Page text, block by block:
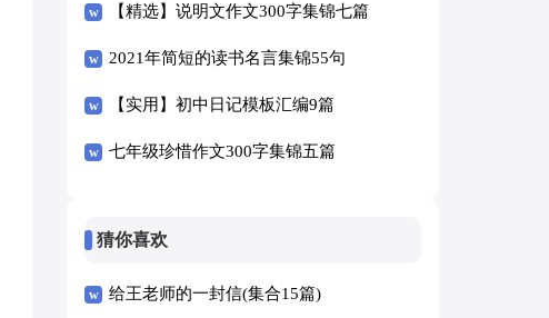
【精选】说明文作文300字集锦七篇
2021年简短的读书名言集锦55句
【实用】初中日记模板汇编9篇
七年级珍惜作文300字集锦五篇
猜你喜欢
给王老师的一封信(集合15篇)